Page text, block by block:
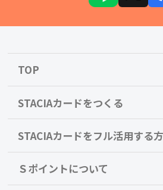
TOP
STACIAカードをつくる
STACIAカードをフル活用する
Ｓポイントについて